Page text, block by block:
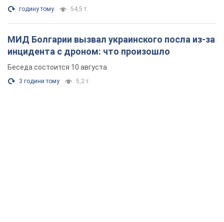
годину тому 54,5 т.
МИД Болгарии вызвал украинского посла из-за
инцидента с дроном: что произошло
Беседа состоится 10 августа
3 години тому 5,2 т.